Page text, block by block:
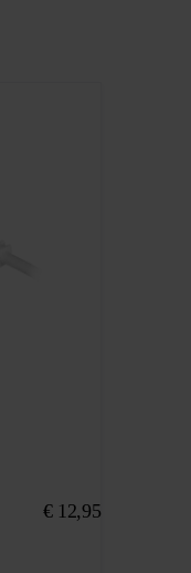
€12,95